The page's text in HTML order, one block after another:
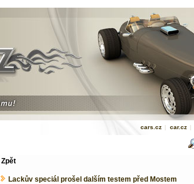
cars.cz | car.cz |
Zpět
Lackův speciál prošel dalším testem před Mostem